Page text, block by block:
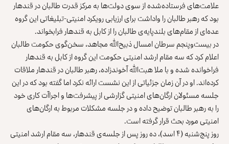
علامت‌های فرستاده‌شده از سوی دولت‌ها به مرکز قدرت طالبان در قندهار
بود که رهبر طالبان را واداشت برای ارزیابی رویکرد امنیتی-تبلیغاتی این گروه
عده‌ای از مقام‌های بلندپایه‌ی طالبان را از کابل به قندهار فرابخواند.
در بیست‌وپنجم سرطان امسال ذبیح‌الله مجاهد، سخن‌گوی حکومت طالبان
اعلام کرد که سه مقام ارشد امنیتی حکومت این گروه از کابل به قندهار
فراخوانده شده و با ملا هبت‌الله آخوندزاده، رهبر طالبان در قندهار ملاقات
کرده‌اند. او در آن زمان جزئیاتی از این نشست ارائه نکرد اما گفته بود که در این
جلسه مسئولان ارگان‌های امنیتی گزارشی از پیشرفت‌ها و اجراآت کاری خود
را به رهبر طالبان توضیح داده و در جلسه مشکلات مربوط به ارگان‌های
امنیتی مورد بحث قرار گرفته است.
روز پنج‌شنبه (۴ اسد)، ده روز پس از جلسه‌ی قندهار، سه مقام ارشد امنیتی